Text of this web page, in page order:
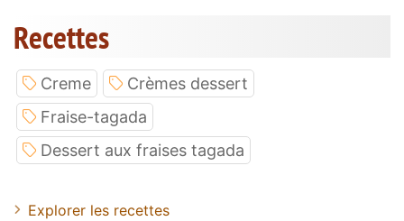
Recettes
Creme
Crèmes dessert
Fraise-tagada
Dessert aux fraises tagada
Explorer les recettes